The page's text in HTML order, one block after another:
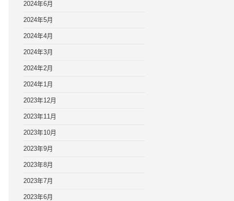
2024年6月
2024年5月
2024年4月
2024年3月
2024年2月
2024年1月
2023年12月
2023年11月
2023年10月
2023年9月
2023年8月
2023年7月
2023年6月